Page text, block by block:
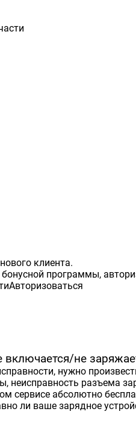
клиента.
программы,
Авторизоваться
включается/не
нужно
неисправность разъема
сервисе абсолютно
ли ваше зарядное